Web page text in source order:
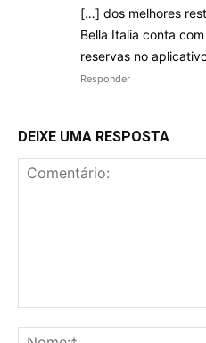
[…] dos melhores
Bella Italia conta
reservas no
Responder
DEIXE UMA RESPOSTA